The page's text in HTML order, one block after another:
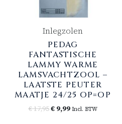
Inlegzolen
PEDAG
FANTASTISCHE
LAMMY WARME
LAMSVACHTZOOL –
LAATSTE PEUTER
MAATJE 24/25 OP=OP
€17,95€9,99 Incl. BTW